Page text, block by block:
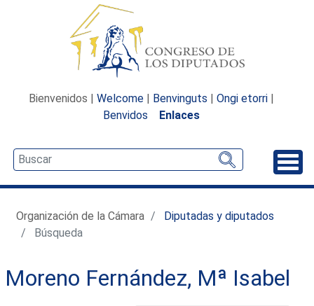
Bienvenidos | Welcome | Benvinguts | Ongi etorri |
Benvidos
Enlaces
Organización de la Cámara
Diputadas y diputados
Búsqueda
Moreno Fernández, Mª Isabel